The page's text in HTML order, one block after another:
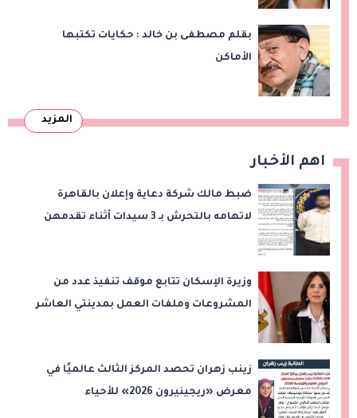
بقلم مصطفى بن خالد : حكايات تكتبها
الأماكن
المزيد
اهم الأخبار
ضبط مالك شركة دعاية وإعلان بالقاهرة
لاتهامه بالتحرش بـ 3 سيدات أثناء تقدمهن
وزيرة الإسكان تتابع موقف تنفيذ عدد من
المشروعات وملفات العمل بمدينتي العاشر
زينب زهران تحصد المركز الثالث عالميًا في
معرض «ريجينيرون 2026» للأحياء